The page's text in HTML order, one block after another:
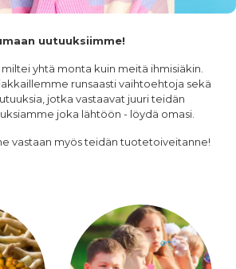
uutuuksiimme!
yhtä monta kuin meitä ihmisiäkin.
runsaasti vaihtoehtoja sekä
jotka vastaavat juuri teidän
joka lähtöön - löydä omasi.
vastaan myös teidän tuotetoiveitanne!